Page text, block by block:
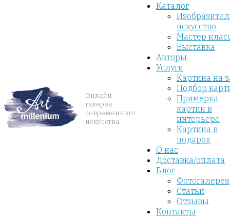
Онлайн
галерея
современного
искусства
Каталог
искусство
Мастер
Выставка
Авторы
Услуги
Картина на
Подбор
Примерка
картин в
интерьере
Картина в
подарок
О нас
Доставка/оплата
Блог
Фотогалерея
Статьи
Отзывы
Контакты